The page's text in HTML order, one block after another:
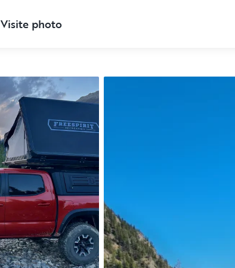
Visite photo